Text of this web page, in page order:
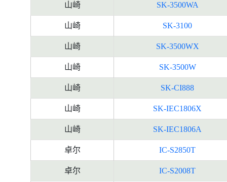
山崎 SK-3500WA
山崎 SK-3100
山崎 SK-3500WX
山崎 SK-3500W
山崎 SK-CI888
山崎 SK-IEC1806X
山崎 SK-IEC1806A
卓尔 IC-S2850T
卓尔 IC-S2008T